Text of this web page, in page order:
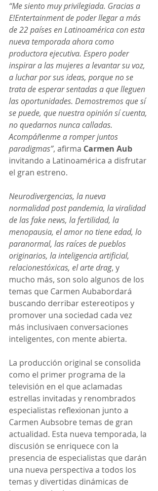
“Me siento muy privilegiada. Gracias a
E!Entertainment de poder llegar a más
de 22 países en Latinoamérica con esta
nueva temporada ahora como
productora ejecutiva. Espero poder
inspirar a las mujeres a levantar su voz,
a luchar por sus ideas, porque no se
trata de esperar sentadas a que lleguen
las oportunidades. Demostremos que sí
se puede, que nuestra opinión sí cuenta,
no quedarnos nunca calladas.
Acompáñenme a romper juntos
paradigmas”, afirma Carmen Aub
invitando a Latinoamérica a disfrutar
el gran estreno.
Neurodivergencias, la nueva
normalidad post pandemia, la viralidad
de las fake news, la fertilidad, la
menopausia, el amor no tiene edad, lo
paranormal, las raíces de pueblos
originarios, la inteligencia artificial,
relacionestóxicas, el arte drag, y
mucho más, son solo algunos de los
temas que Carmen Aubabordará
buscando derribar estereotipos y
promover una sociedad cada vez
más inclusivaen conversaciones
inteligentes, con mente abierta.
La producción original se consolida
como el primer programa de la
televisión en el que aclamadas
estrellas invitadas y renombrados
especialistas reflexionan junto a
Carmen Aubsobre temas de gran
actualidad. Esta nueva temporada, la
discusión se enriquece con la
presencia de especialistas que darán
una nueva perspectiva a todos los
temas y divertidas dinámicas de